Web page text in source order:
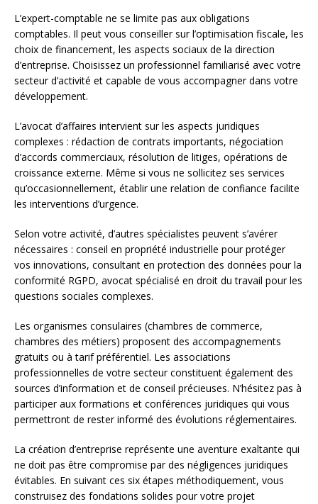
L’expert-comptable ne se limite pas aux obligations
comptables. Il peut vous conseiller sur l’optimisation fiscale, les
choix de financement, les aspects sociaux de la direction
d’entreprise. Choisissez un professionnel familiarisé avec votre
secteur d’activité et capable de vous accompagner dans votre
développement.
L’avocat d’affaires intervient sur les aspects juridiques
complexes : rédaction de contrats importants, négociation
d’accords commerciaux, résolution de litiges, opérations de
croissance externe. Même si vous ne sollicitez ses services
qu’occasionnellement, établir une relation de confiance facilite
les interventions d’urgence.
Selon votre activité, d’autres spécialistes peuvent s’avérer
nécessaires : conseil en propriété industrielle pour protéger
vos innovations, consultant en protection des données pour la
conformité RGPD, avocat spécialisé en droit du travail pour les
questions sociales complexes.
Les organismes consulaires (chambres de commerce,
chambres des métiers) proposent des accompagnements
gratuits ou à tarif préférentiel. Les associations
professionnelles de votre secteur constituent également des
sources d’information et de conseil précieuses. N’hésitez pas à
participer aux formations et conférences juridiques qui vous
permettront de rester informé des évolutions réglementaires.
La création d’entreprise représente une aventure exaltante qui
ne doit pas être compromise par des négligences juridiques
évitables. En suivant ces six étapes méthodiquement, vous
construisez des fondations solides pour votre projet